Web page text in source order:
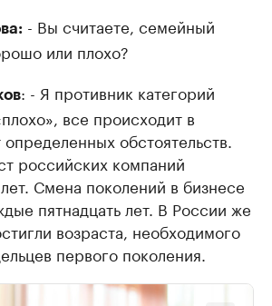
- Вы считаете, семейный
или плохо?
: - Я противник категорий
все происходит в
обстоятельств.
российских компаний
Смена поколений в бизнесе
пятнадцать лет. В России же
возраста, необходимого
первого поколения.